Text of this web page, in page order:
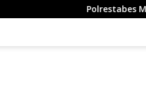
Polrestabes Makassar